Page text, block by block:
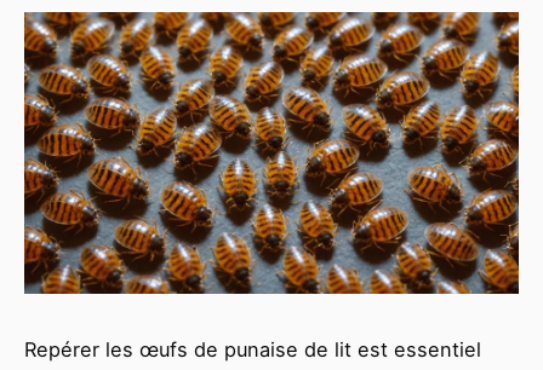
Repérer les œufs de punaise de lit est essentiel